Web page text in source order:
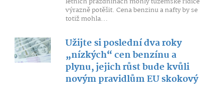
výrazně potěšit. Cena benzinu a nafty by se
totiž mohla...
Užijte si poslední dva roky
„nízkých“ cen benzínu a
plynu, jejich růst bude kvůli
novým pravidlům EU skokový